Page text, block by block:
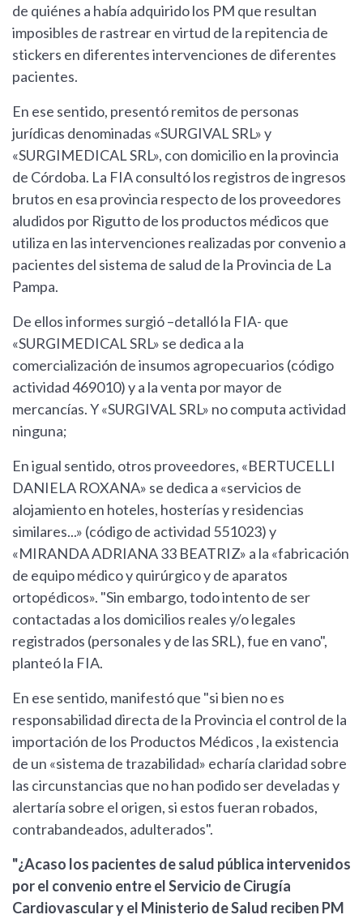
de quiénes a había adquirido los PM que resultan
imposibles de rastrear en virtud de la repitencia de
stickers en diferentes intervenciones de diferentes
pacientes.
En ese sentido, presentó remitos de personas
jurídicas denominadas «SURGIVAL SRL» y
«SURGIMEDICAL SRL», con domicilio en la provincia
de Córdoba. La FIA consultó los registros de ingresos
brutos en esa provincia respecto de los proveedores
aludidos por Rigutto de los productos médicos que
utiliza en las intervenciones realizadas por convenio a
pacientes del sistema de salud de la Provincia de La
Pampa.
De ellos informes surgió –detalló la FIA- que
«SURGIMEDICAL SRL» se dedica a la
comercialización de insumos agropecuarios (código
actividad 469010) y a la venta por mayor de
mercancías. Y «SURGIVAL SRL» no computa actividad
ninguna;
En igual sentido, otros proveedores, «BERTUCELLI
DANIELA ROXANA» se dedica a «servicios de
alojamiento en hoteles, hosterías y residencias
similares...» (código de actividad 551023) y
«MIRANDA ADRIANA 33 BEATRIZ» a la «fabricación
de equipo médico y quirúrgico y de aparatos
ortopédicos». "Sin embargo, todo intento de ser
contactadas a los domicilios reales y/o legales
registrados (personales y de las SRL), fue en vano",
planteó la FIA.
En ese sentido, manifestó que "si bien no es
responsabilidad directa de la Provincia el control de la
importación de los Productos Médicos , la existencia
de un «sistema de trazabilidad» echaría claridad sobre
las circunstancias que no han podido ser develadas y
alertaría sobre el origen, si estos fueran robados,
contrabandeados, adulterados".
"¿Acaso los pacientes de salud pública intervenidos
por el convenio entre el Servicio de Cirugía
Cardiovascular y el Ministerio de Salud reciben PM